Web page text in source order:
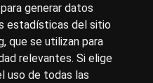
Privacidad
generar datos
estadísticas del sitio
que se utilizan para
relevantes. Si elige
uso de todas las